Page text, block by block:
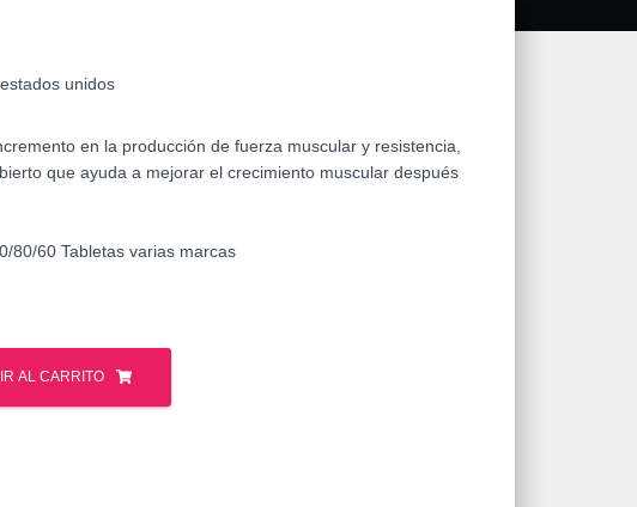
unidos
en la producción de fuerza muscular y resistencia,
que ayuda a mejorar el crecimiento muscular después
80/60 Tabletas varias marcas
AL CARRITO